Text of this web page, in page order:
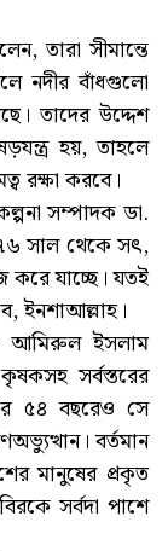
তারা সীমান্তে
নদীর বাঁধগুলো
তাদের উদ্দেশ
হয়, তাহলে
রক্ষা করবে।
সম্পাদক ডা.
সাল থেকে সৎ,
করে যাচ্ছে। যতই
ইনশাআল্লাহ।
আমিরুল ইসলাম
সর্বস্তরের
৫৪ বছরেও সে
বর্তমান
মানুষের প্রকৃত
সর্বদা পাশে